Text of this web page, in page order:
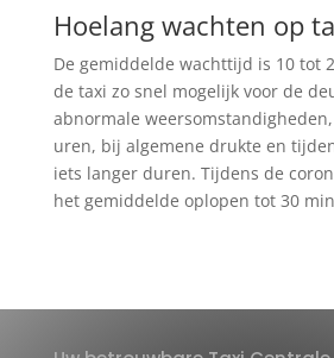
Hoelang wachten op
De gemiddelde wachttijd is 10 tot
de taxi zo snel mogelijk voor de
abnormale
uren, bij algemene drukte en
iets langer duren. Tijdens de
het gemiddelde oplopen tot 30